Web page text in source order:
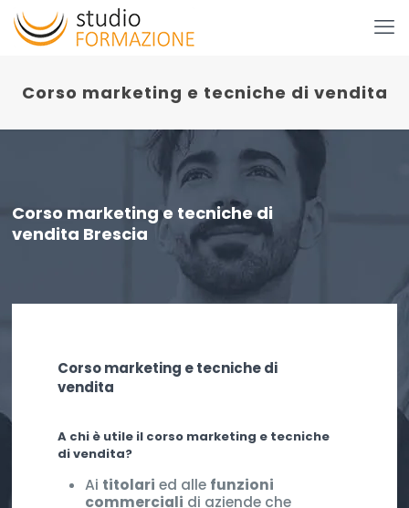
Corso marketing e tecniche di vendita
Corso marketing e tecniche di
vendita Brescia
Corso marketing e tecniche di
vendita
A chi è utile il corso marketing e tecniche
di vendita?
Ai titolari ed alle funzioni
commerciali di aziende che